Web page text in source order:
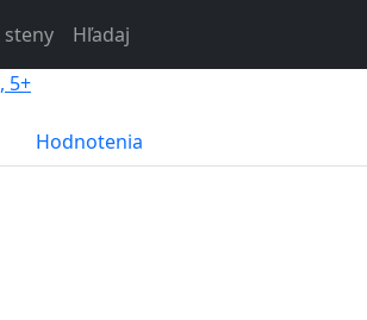
steny Hľadaj
5+
Hodnotenia